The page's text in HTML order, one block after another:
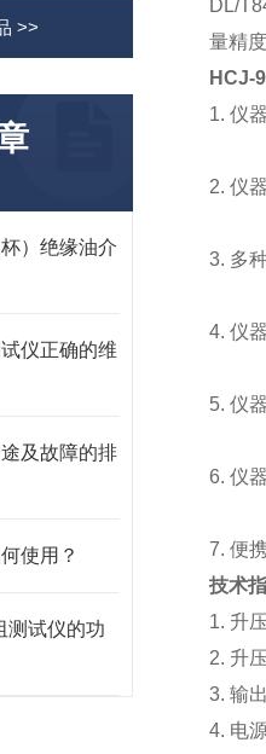
>>
）绝缘油介
仪正确的维
及故障的排
使用？
测试仪的功
DL/
量精
HCJ-
1. 仪
2. 仪
3. 多
4. 仪
5. 仪
6. 仪
7. 便
技术
1. 升
2. 升
3. 输
4. 电